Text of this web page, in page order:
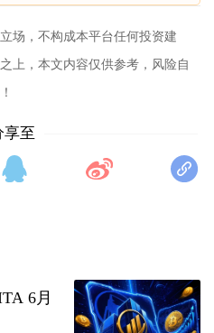
场，不构成本平台任何投资建
上，本文内容仅供参考，风险自
享至
6月